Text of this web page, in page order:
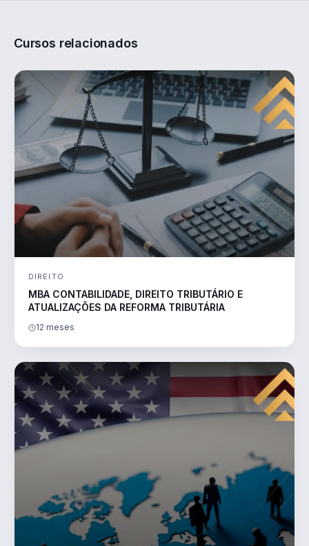
Cursos relacionados
DIREITO
MBA CONTABILIDADE, DIREITO TRIBUTÁRIO E
ATUALIZAÇÕES DA REFORMA TRIBUTÁRIA
12 meses